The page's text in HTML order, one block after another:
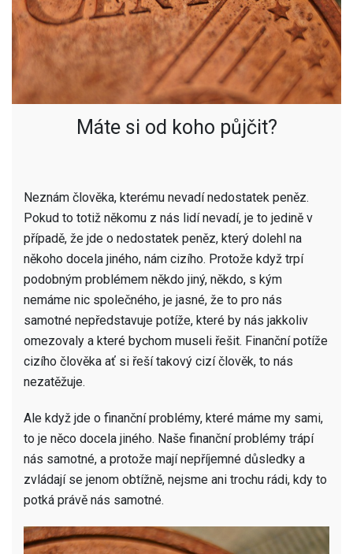
Máte si od koho půjčit?
Neznám člověka, kterému nevadí nedostatek peněz.
Pokud to totiž někomu z nás lidí nevadí, je to jedině v
případě, že jde o nedostatek peněz, který dolehl na
někoho docela jiného, nám cizího. Protože když trpí
podobným problémem někdo jiný, někdo, s kým
nemáme nic společného, je jasné, že to pro nás
samotné nepředstavuje potíže, které by nás jakkoliv
omezovaly a které bychom museli řešit. Finanční potíže
cizího člověka ať si řeší takový cizí člověk, to nás
nezatěžuje.
Ale když jde o finanční problémy, které máme my sami,
to je něco docela jiného. Naše finanční problémy trápí
nás samotné, a protože mají nepříjemné důsledky a
zvládají se jenom obtížně, nejsme ani trochu rádi, kdy to
potká právě nás samotné.